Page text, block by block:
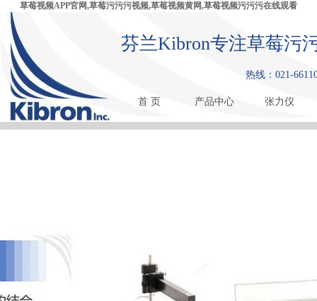
草莓视频APP官网,草莓污污污视频,草莓视频黄网,草莓视频污污污在线观看
芬兰Kibron专注草莓污
热线：021-
首 页 产品中心 张力仪